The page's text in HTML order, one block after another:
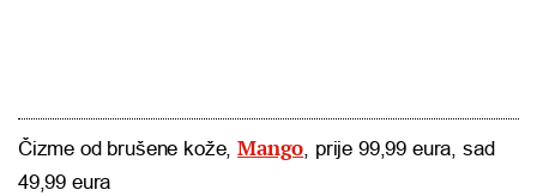
Čizme od brušene kože,Mango, prije 99,99 eura, sad
49,99 eura